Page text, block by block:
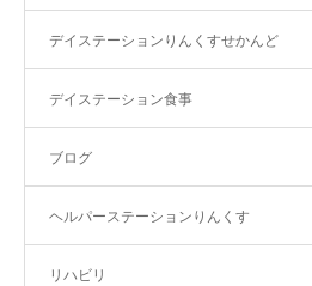
デイステーションりんくすせかんど
デイステーション食事
ブログ
ヘルパーステーションりんくす
リハビリ